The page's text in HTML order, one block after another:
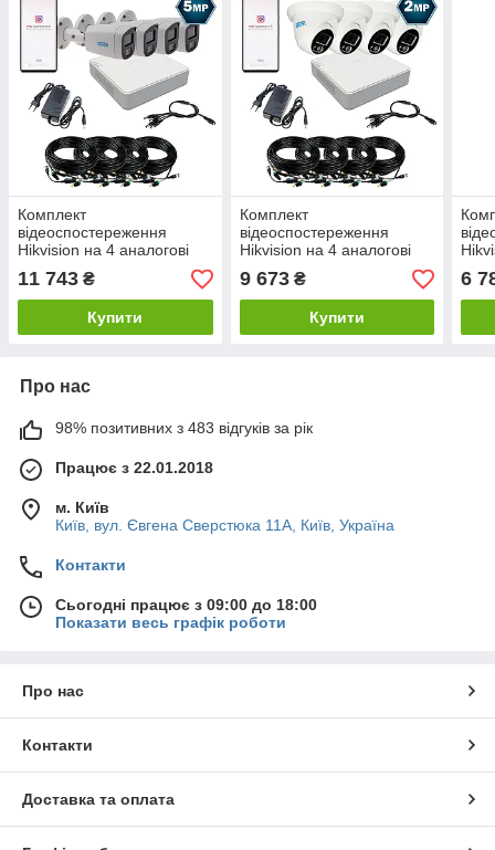
Комплект
відеоспостереження
Hikvision на 4 аналогові
TVI 5 Мп камери HK-
7124OW-5MP
11 743 ₴
Купити
Комплект
відеоспостереження
Hikvision на 4 аналогові
TVI 2 Мп камери HK-
7114OW-2MP
9 673₴
Купити
TVI
6
Про нас
98% позитивних з 483 відгуків за рік
Працює з 22.01.2018
м. Київ
Київ, вул. Євгена Сверстюка 11А, Київ, Україна
Контакти
Сьогодні працює з 09:00 до 18:00
Показати весь графік роботи
Про нас
Контакти
Доставка та оплата